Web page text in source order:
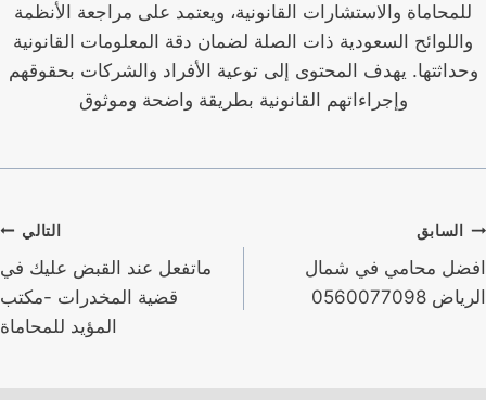
للمحاماة والاستشارات القانونية، ويعتمد على مراجعة الأنظمة
واللوائح السعودية ذات الصلة لضمان دقة المعلومات القانونية
وحداثتها. يهدف المحتوى إلى توعية الأفراد والشركات بحقوقهم
وإجراءاتهم القانونية بطريقة واضحة وموثوق
تصفّح
المقالات
السابق
افضل محامي في شمال
الرياض 0560077098
التالي
ماتفعل عند القبض عليك في
قضية المخدرات -مكتب
المؤيد للمحاماة